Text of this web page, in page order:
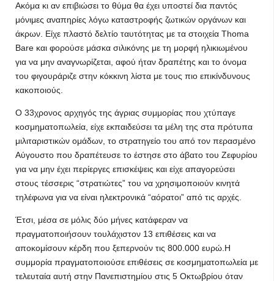
Ακόμα κι αν επιβιώσει το θύμα θα έχει υποστεί δια παντός
μόνιμες αναπηρίες λόγω καταστροφής ζωτικών οργάνων και
άκρων. Είχε πλαστό δελτίο ταυτότητας με τα στοιχεία Thoma
Bare και φορούσε μάσκα σιλικόνης με τη μορφή ηλικιωμένου
για να μην αναγνωρίζεται, αφού ήταν δραπέτης και το όνομα
του φιγουράριζε στην κόκκινη λίστα με τους πιο επικίνδυνους
κακοποιούς.
Ο 33χρονος αρχηγός της άγριας συμμορίας που χτύπαγε
κοσμηματοπωλεία, είχε εκπαιδεύσει τα μέλη της στα πρότυπα
μιλιταριστικών ομάδων, το στρατηγείο του από τον περασμένο
Αύγουστο που δραπέτευσε το έστησε στο άβατο του Ζεφυρίου
για να μην έχει περίεργες επισκέψεις και είχε απαγορεύσει
στους τέσσερις “στρατιώτες” του να χρησιμοποιούν κινητά
τηλέφωνα για να είναι ηλεκτρονικά “αόρατοι” από τις αρχές.
Έτσι, μέσα σε μόλις δύο μήνες κατάφεραν να
πραγματοποιήσουν τουλάχιστον 13 επιθέσεις και να
αποκομίσουν κέρδη που ξεπερνούν τις 800.000 ευρώ.Η
συμμορία πραγματοποιούσε επιθέσεις σε κοσμηματοπωλεία με
τελευταία αυτή στην Πανεπιστημίου στις 5 Οκτωβρίου όταν